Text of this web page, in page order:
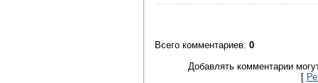
Всего комментариев: 0
Добавлять комментарии
[